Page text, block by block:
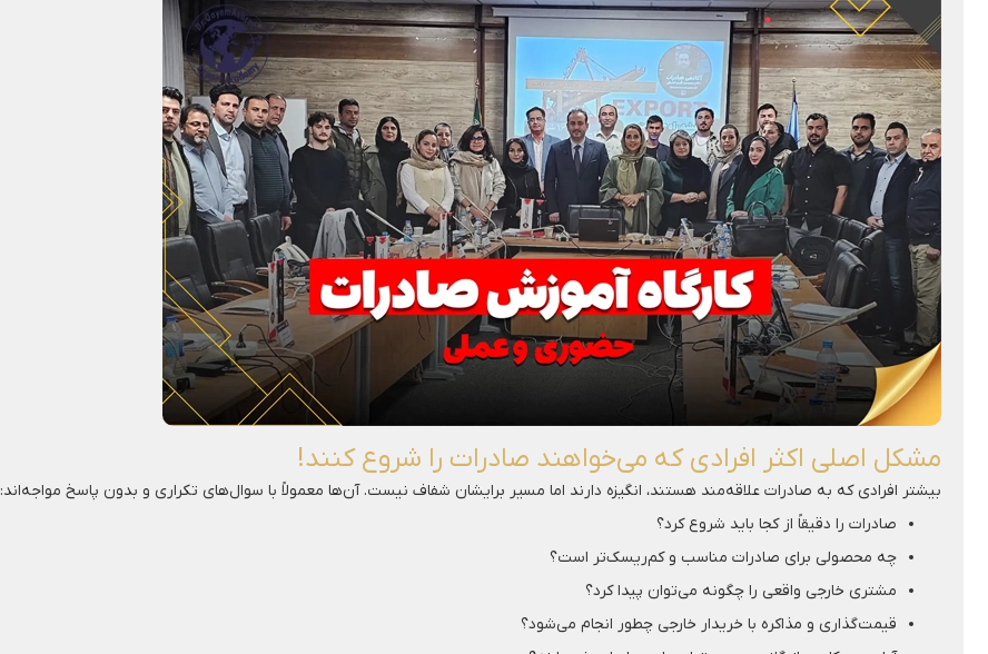
مشکل اصلی اکثر افرادی که می‌خواهند صادرات را شروع کنند!
بیشتر افرادی که به صادرات علاقه‌مند هستند، انگیزه دارند اما مسیر برایشان شفاف نیست. آن‌ها معمولاً با سوال‌های تکراری و بدون پاسخ مواجه‌اند:
صادرات را دقیقاً از کجا باید شروع کرد؟
چه محصولی برای صادرات مناسب و کم‌ریسک‌تر است؟
مشتری خارجی واقعی را چگونه می‌توان پیدا کرد؟
قیمت‌گذاری و مذاکره با خریدار خارجی چطور انجام می‌شود؟